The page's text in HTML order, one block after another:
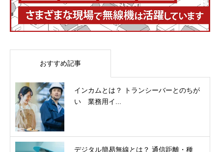
おすすめ記事
インカムとは？ トランシーバーとのちが
い 業務用イ...
デジタル簡易無線とは？ 通信距離・種